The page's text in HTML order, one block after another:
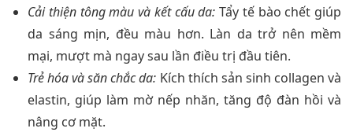
Cải thiện tông màu và kết cấu da: Tẩy tế bào chết giúp
da sáng mịn, đều màu hơn. Làn da trở nên mềm
mại, mượt mà ngay sau lần điều trị đầu tiên.
Trẻ hóa và săn chắc da: Kích thích sản sinh collagen và
elastin, giúp làm mờ nếp nhăn, tăng độ đàn hồi và
nâng cơ mặt.